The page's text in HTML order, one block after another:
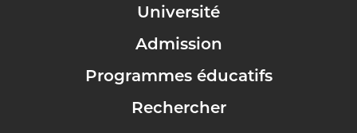
Université
Admission
Programmes éducatifs
Rechercher